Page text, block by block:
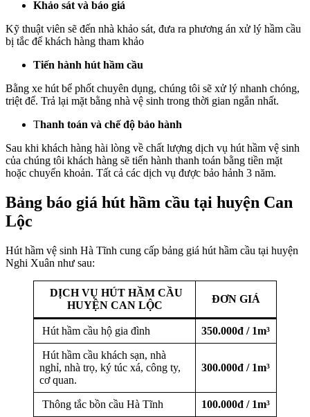
Khảo sát và báo giá
Kỹ thuật viên sẽ đến nhà khảo sát, đưa ra phương án xử lý hầm cầu
bị tắc để khách hàng tham khảo
Tiến hành hút hầm cầu
Bằng xe hút bể phốt chuyên dụng, chúng tôi sẽ xử lý nhanh chóng,
triệt để. Trả lại mặt bằng nhà vệ sinh trong thời gian ngắn nhất.
Thanh toán và chế độ bảo hành
Sau khi khách hàng hài lòng về chất lượng dịch vụ hút hầm vệ sinh
của chúng tôi khách hàng sẽ tiến hành thanh toán bằng tiền mặt
hoặc chuyển khoản. Tất cả các dịch vụ được bảo hảnh 3 năm.
Bảng báo giá hút hầm cầu tại huyện Can
Lộc
Hút hầm vệ sinh Hà Tĩnh cung cấp bảng giá hút hầm cầu tại huyện
Nghi Xuân như sau:
DỊCH VỤ HÚT HẦM CẦU
HUYỆN CAN LỘC
ĐƠN GIÁ
Hút hầm cầu hộ gia đình 350.000đ / 1m³
Hút hầm cầu khách sạn, nhà
nghỉ, nhà trọ, ký túc xá, công ty,
cơ quan.
300.000đ / 1m³
Thông tắc bồn cầu Hà Tĩnh 100.000đ / 1m³